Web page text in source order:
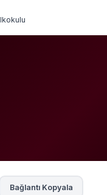
Bağlantı Kopyala